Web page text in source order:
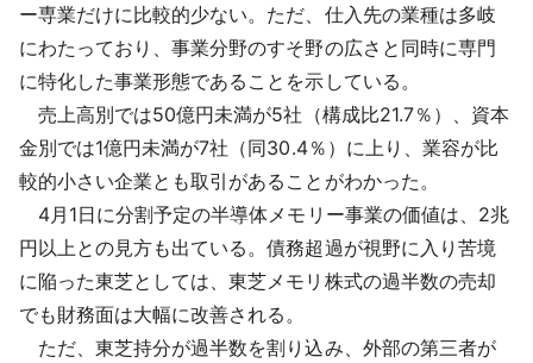
ー専業だけに比較的少ない。ただ、仕入先の業種は多岐
にわたっており、事業分野のすそ野の広さと同時に専門
に特化した事業形態であることを示している。
売上高別では50億円未満が5社（構成比21.7％）、資本
金別では1億円未満が7社（同30.4％）に上り、業容が比
較的小さい企業とも取引があることがわかった。
4月1日に分割予定の半導体メモリー事業の価値は、2兆
円以上との見方も出ている。債務超過が視野に入り苦境
に陥った東芝としては、東芝メモリ株式の過半数の売却
でも財務面は大幅に改善される。
ただ、東芝持分が過半数を割り込み、外部の第三者が